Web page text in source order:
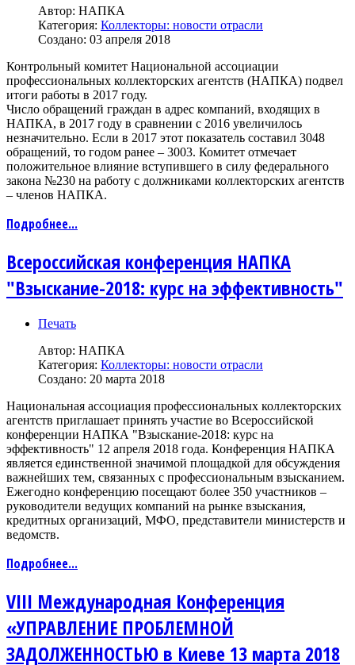
Автор: НАПКА
Категория: Коллекторы: новости отрасли
Создано: 03 апреля 2018
Контрольный комитет Национальной ассоциации
профессиональных коллекторских агентств (НАПКА) подвел
итоги работы в 2017 году.
Число обращений граждан в адрес компаний, входящих в
НАПКА, в 2017 году в сравнении с 2016 увеличилось
незначительно. Если в 2017 этот показатель составил 3048
обращений, то годом ранее – 3003. Комитет отмечает
положительное влияние вступившего в силу федерального
закона №230 на работу с должниками коллекторских агентств
– членов НАПКА.
Подробнее...
Всероссийская конференция НАПКА
"Взыскание-2018: курс на эффективность"
Печать
Автор: НАПКА
Категория: Коллекторы: новости отрасли
Создано: 20 марта 2018
Национальная ассоциация профессиональных коллекторских
агентств приглашает принять участие во Всероссийской
конференции НАПКА "Взыскание-2018: курс на
эффективность" 12 апреля 2018 года. Конференция НАПКА
является единственной значимой площадкой для обсуждения
важнейших тем, связанных с профессиональным взысканием.
Ежегодно конференцию посещают более 350 участников –
руководители ведущих компаний на рынке взыскания,
кредитных организаций, МФО, представители министерств и
ведомств.
Подробнее...
VIII Международная Конференция
«УПРАВЛЕНИЕ ПРОБЛЕМНОЙ
ЗАДОЛЖЕННОСТЬЮ в Киеве 13 марта 2018